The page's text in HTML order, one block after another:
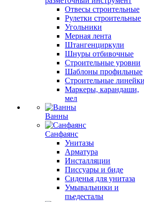
Отвесы строительные
Рулетки строительные
Угольники
Мерная лента
Штангенциркули
Шнуры отбивочные
Строительные уровни
Шаблоны профильные
Строительные линейки
Маркеры, карандаши,
мел
Ванны
Санфаянс
Унитазы
Арматура
Инсталляции
Писсуары и биде
Сиденья для унитаза
Умывальники и
пьедесталы